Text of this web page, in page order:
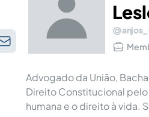
Advogado da União,
Direito Constitucional
humana e o direito à vida.